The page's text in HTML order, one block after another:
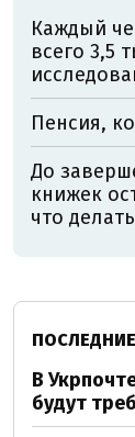
Каждый
всего 3,5
Пенсия,
До
книжек
что делать
В
будут